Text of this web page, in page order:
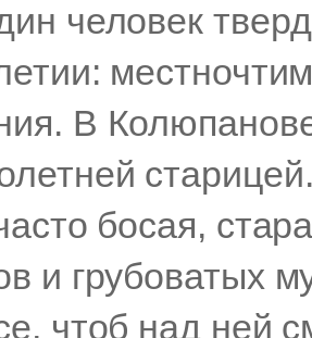
человек
В
босая,
и грубоватых
чтоб над ней